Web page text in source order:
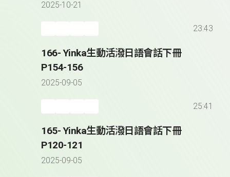
2025-10-21
23:43
166- Yinka生動活潑日語會話下冊
P154-156
2025-09-05
25:41
165- Yinka生動活潑日語會話下冊
P120-121
2025-09-05